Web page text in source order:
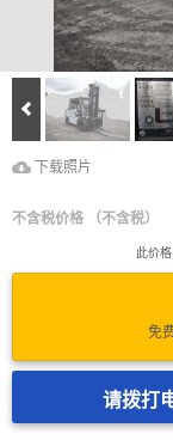
Prev
下载照片
下载照片
不含税价格 （不含税）
此价
免
请拨打